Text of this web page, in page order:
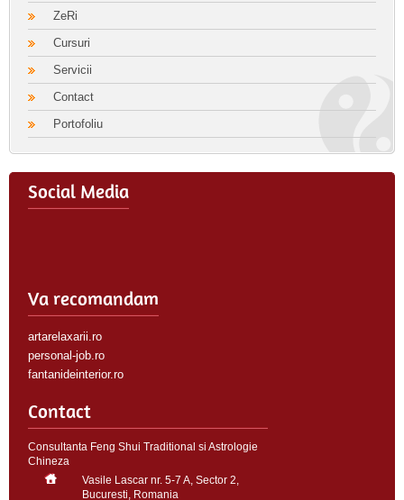
ZeRi
Cursuri
Servicii
Contact
Portofoliu
Social Media
Va recomandam
artarelaxarii.ro
personal-job.ro
fantanideinterior.ro
Contact
Consultanta Feng Shui Traditional si Astrologie
Chineza
Vasile Lascar nr. 5-7 A, Sector 2,
Bucuresti, Romania